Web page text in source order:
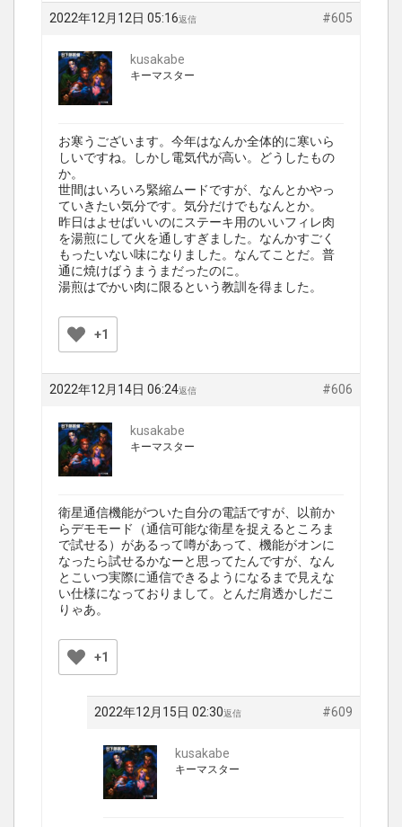
2022年12月12日 05:16 #605
返信
kusakabe
キーマスター
お寒うございます。今年はなんか全体的に寒いら
しいですね。しかし電気代が高い。どうしたもの
か。
世間はいろいろ緊縮ムードですが、なんとかやっ
ていきたい気分です。気分だけでもなんとか。
昨日はよせばいいのにステーキ用のいいフィレ肉
を湯煎にして火を通しすぎました。なんかすごく
もったいない味になりました。なんてことだ。普
通に焼けばうまうまだったのに。
湯煎はでかい肉に限るという教訓を得ました。
+1
2022年12月14日 06:24 #606
返信
kusakabe
キーマスター
衛星通信機能がついた自分の電話ですが、以前か
らデモモード（通信可能な衛星を捉えるところま
で試せる）があるって噂があって、機能がオンに
なったら試せるかなーと思ってたんですが、なん
とこいつ実際に通信できるようになるまで見えな
い仕様になっておりまして。とんだ肩透かしだこ
りゃあ。
+1
2022年12月15日 02:30 #609
返信
kusakabe
キーマスター